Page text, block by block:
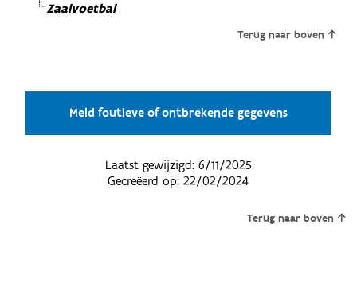
Zaalvoetbal
Terug naar boven
Meld foutieve of ontbrekende gegevens
Laatst gewijzigd: 6/11/2025
Gecreëerd op:22/02/2024
Terug naar boven